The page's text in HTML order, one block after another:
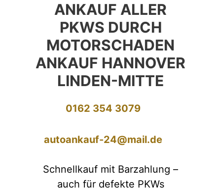
ANKAUF ALLER
PKWS DURCH
MOTORSCHADEN
ANKAUF HANNOVER
LINDEN-MITTE
0162 354 3079
autoankauf-24@mail.de
Schnellkauf mit Barzahlung –
auch für defekte PKWs